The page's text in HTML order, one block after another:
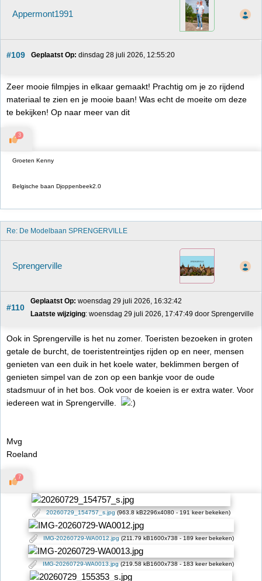
Appermont1991
#109 Geplaatst Op: dinsdag 28 juli 2026, 12:55:20
Zeer mooie filmpjes in elkaar gemaakt! Prachtig om je zo rijdend
materiaal te zien en je mooie baan! Was echt de moeite om deze
te bekijken! Op naar meer van dit
3
Groeten Kenny
Belgische baan Djoppenbeek2.0
Re: De Modelbaan SPRENGERVILLE
Sprengerville
#110
Geplaatst Op: woensdag 29 juli 2026, 16:32:42
Laatste wijziging: woensdag 29 juli 2026, 17:47:49 door Sprengerville
Ook in Sprengerville is het nu zomer. Toeristen bezoeken in groten
getale de burcht, de toeristentreintjes rijden op en neer, mensen
genieten van een duik in het koele water, beklimmen bergen of
genieten simpel van de zon op een bankje voor de oude
stadsmuur of in het bos. Ook voor de koeien is er extra water. Voor
iedereen wat in Sprengerville.
Mvg
Roeland
7
20260729_154757_s.jpg (963.8 kB2296x4080 - 191 keer bekeken)
IMG-20260729-WA0012.jpg (211.79 kB1600x738 - 189 keer bekeken)
IMG-20260729-WA0013.jpg (219.58 kB1600x738 - 183 keer bekeken)